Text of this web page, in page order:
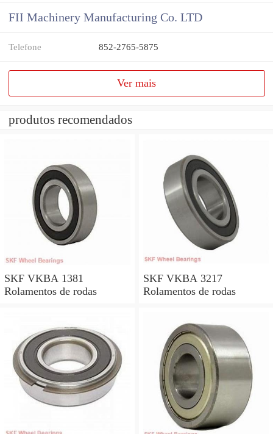
FII Machinery Manufacturing Co. LTD
Telefone 852-2765-5875
Ver mais
produtos recomendados
SKF VKBA 1381
Rolamentos de rodas
SKF VKBA 3217
Rolamentos de rodas